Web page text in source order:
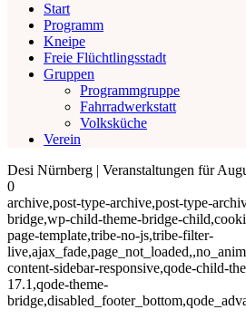
Start
Programm
Kneipe
Freie Flüchtlingsstadt
Gruppen
Programmgruppe
Fahrradwerkstatt
Volksküche
Verein
Desi Nürnberg | Veranstaltungen für
0
archive,post-type-archive,post-type-
bridge,wp-child-theme-bridge-
page-template,tribe-no-js,tribe-filter-
content-sidebar-responsive,qode-child-
17.1,qode-theme-